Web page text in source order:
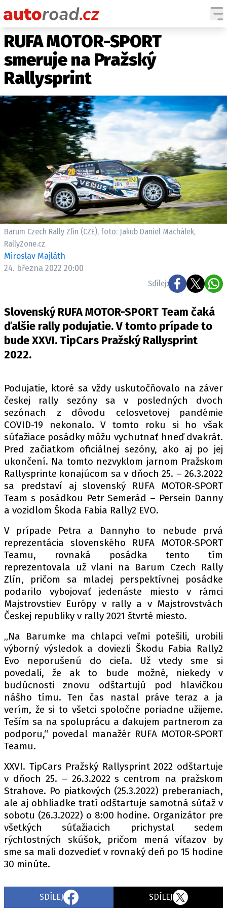
AUTA
TESTY AUT
SPY
HISTORIE
ZAJÍMAVOSTI
EKONOMIKA
ČESKÝ TRH
TUNING
PROFI
ELEKTRO
TESTY ELEKTROMOBILŮ
TRH S ELEKTROMOBILY
RALLY
OSTATNÍ
Z DOMOVA
ZE SVĚTA
MOTORSPORT
PIT LANE
ČEŠI V AKCI
FIA CEZ & POHÁRY
MEZINÁRODNÍ SCÉNA
SLEDUJTE NÁS NA|
Máte příběh, fotku nebo video?
Pošlete e-mail na autoroad.cz
ETICKÝ KODEX
KONTAKT
VYDAVATEL
INZERCE
OSOBNÍ ÚDAJE / COOKIES
Provozovatelem serveru autoroad.cz je
INCORP MEDIA GROUP s.r.o., IČ: 118 23 054
RUFA MOTOR-SPORT
smeruje na Pražský
Rallysprint
Barum Czech Rally Zlín (CZE), foto: Jakub Daniel Machálek,
RallyZone.cz
Miroslav Majláth
24. března 2022 20:00
Sdílej:
Slovenský RUFA MOTOR-SPORT Team čaká
ďalšie rally podujatie. V tomto prípade to
bude XXVI. TipCars Pražský Rallysprint
2022.
Podujatie, ktoré sa vždy uskutočňovalo na záver
českej rally sezóny sa v posledných dvoch
sezónach z dôvodu celosvetovej pandémie
COVID-19 nekonalo. V tomto roku si ho však
súťažiace posádky môžu vychutnať hneď dvakrát.
Pred začiatkom oficiálnej sezóny, ako aj po jej
ukončení. Na tomto nezvyklom jarnom Pražskom
Rallysprinte konajúcom sa v dňoch 25. – 26.3.2022
sa predstaví aj slovenský RUFA MOTOR-SPORT
Team s posádkou Petr Semerád – Persein Danny
a vozidlom Škoda Fabia Rally2 EVO.
V prípade Petra a Dannyho to nebude prvá
reprezentácia slovenského RUFA MOTOR-SPORT
Teamu, rovnaká posádka tento tím
reprezentovala už vlani na Barum Czech Rally
Zlín, pričom sa mladej perspektívnej posádke
podarilo vybojovať jedenáste miesto v rámci
Majstrovstiev Európy v rally a v Majstrovstvách
Českej republiky v rally 2021 štvrté miesto.
„Na Barumke ma chlapci veľmi potešili, urobili
výborný výsledok a doviezli Škodu Fabia Rally2
Evo neporušenú do cieľa. Už vtedy sme si
povedali, že ak to bude možné, niekedy v
budúcnosti znovu odštartujú pod hlavičkou
nášho tímu. Ten čas nastal práve teraz a ja
verím, že si to všetci spoločne poriadne užijeme.
Teším sa na spoluprácu a ďakujem partnerom za
podporu,“ povedal manažér RUFA MOTOR-SPORT
Teamu.
XXVI. TipCars Pražský Rallysprint 2022 odštartuje
v dňoch 25. – 26.3.2022 s centrom na pražskom
Strahove. Po piatkových (25.3.2022) preberaniach,
ale aj obhliadke tratí odštartuje samotná súťaž v
sobotu (26.3.2022) o 8:00 hodine. Organizátor pre
všetkých súťažiacich prichystal sedem
rýchlostných skúšok, pričom mená víťazov by
sme sa mali dozvedieť v rovnaký deň po 15 hodine
30 minúte.
SDÍLEJ SDÍLEJ